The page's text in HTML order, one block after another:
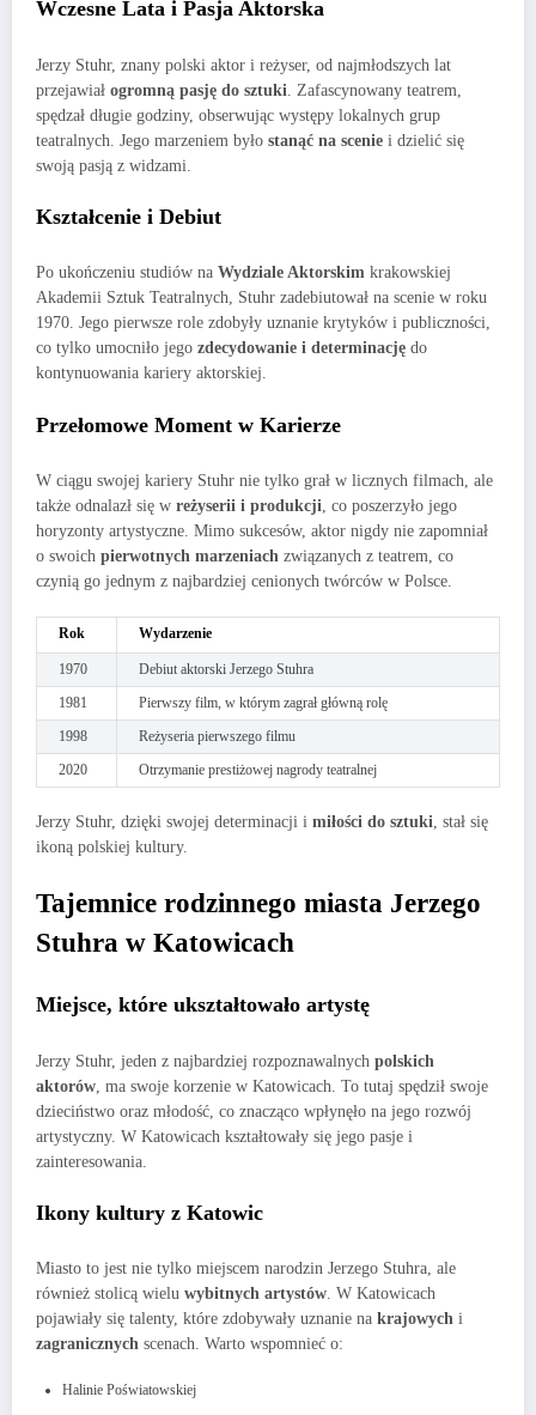
Wczesne Lata i Pasja Aktorska
Jerzy Stuhr, znany polski aktor i reżyser, od najmłodszych lat
przejawiał ogromną pasję do sztuki . Zafascynowany teatrem,
spędzał długie godziny, obserwując występy lokalnych grup
teatralnych. Jego marzeniem było stanąć na scenie i dzielić się
swoją pasją z widzami.
Kształcenie i Debiut
Po ukończeniu studiów na Wydziale Aktorskim krakowskiej
Akademii Sztuk Teatralnych, Stuhr zadebiutował na scenie w roku
1970. Jego pierwsze role zdobyły uznanie krytyków i publiczności,
co tylko umocniło jego zdecydowanie i determinację do
kontynuowania kariery aktorskiej.
Przełomowe Moment w Karierze
W ciągu swojej kariery Stuhr nie tylko grał w licznych filmach, ale
także odnalazł się w reżyserii i produkcji, co poszerzyło jego
horyzonty artystyczne. Mimo sukcesów, aktor nigdy nie zapomniał
o swoich pierwotnych marzeniach związanych z teatrem, co
czynią go jednym z najbardziej cenionych twórców w Polsce.
Rok Wydarzenie
1970
Debiut aktorski Jerzego Stuhra
1981
Pierwszy film, w którym zagrał główną rolę
1998
Reżyseria pierwszego filmu
2020
Otrzymanie prestiżowej nagrody teatralnej
Jerzy Stuhr, dzięki swojej determinacji i miłości do sztuki, stał się
ikoną polskiej kultury.
Tajemnice rodzinnego miasta Jerzego
Stuhra w Katowicach
Miejsce, które ukształtowało artystę
Jerzy Stuhr, jeden z najbardziej rozpoznawalnych polskich
aktorów , ma swoje korzenie w Katowicach. To tutaj spędził swoje
dzieciństwo oraz młodość, co znacząco wpłynęło na jego rozwój
artystyczny. W Katowicach kształtowały się jego pasje i
zainteresowania.
Ikony kultury z Katowic
Miasto to jest nie tylko miejscem narodzin Jerzego Stuhra, ale
również stolicą wielu wybitnych artystów. W Katowicach
pojawiały się talenty, które zdobywały uznanie na krajowych i
zagranicznych scenach. Warto wspomnieć o:
Halinie Poświatowskiej